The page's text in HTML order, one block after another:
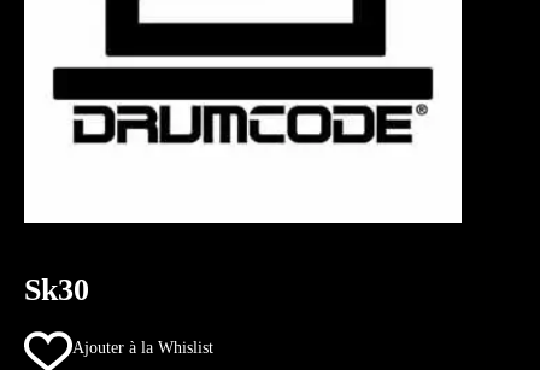
Sk30
Ajouter à la Whislist